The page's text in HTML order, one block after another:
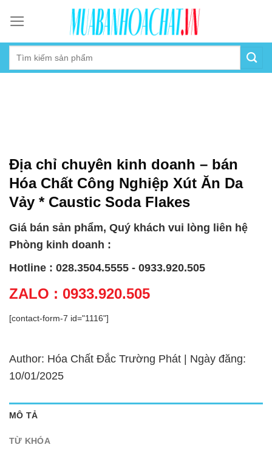
content
Địa chỉ chuyên kinh doanh – bán
Hóa Chất Công Nghiệp Xút Ăn Da
Vảy * Caustic Soda Flakes
Giá bán sản phẩm, Quý khách vui lòng liên hệ
Phòng kinh doanh :
Hotline : 028.3504.5555 - 0933.920.505
ZALO : 0933.920.505
[contact-form-7 id="1116"]
Author: Hóa Chất Đắc Trường Phát | Ngày đăng:
10/01/2025
MÔ TẢ
TỪ KHÓA